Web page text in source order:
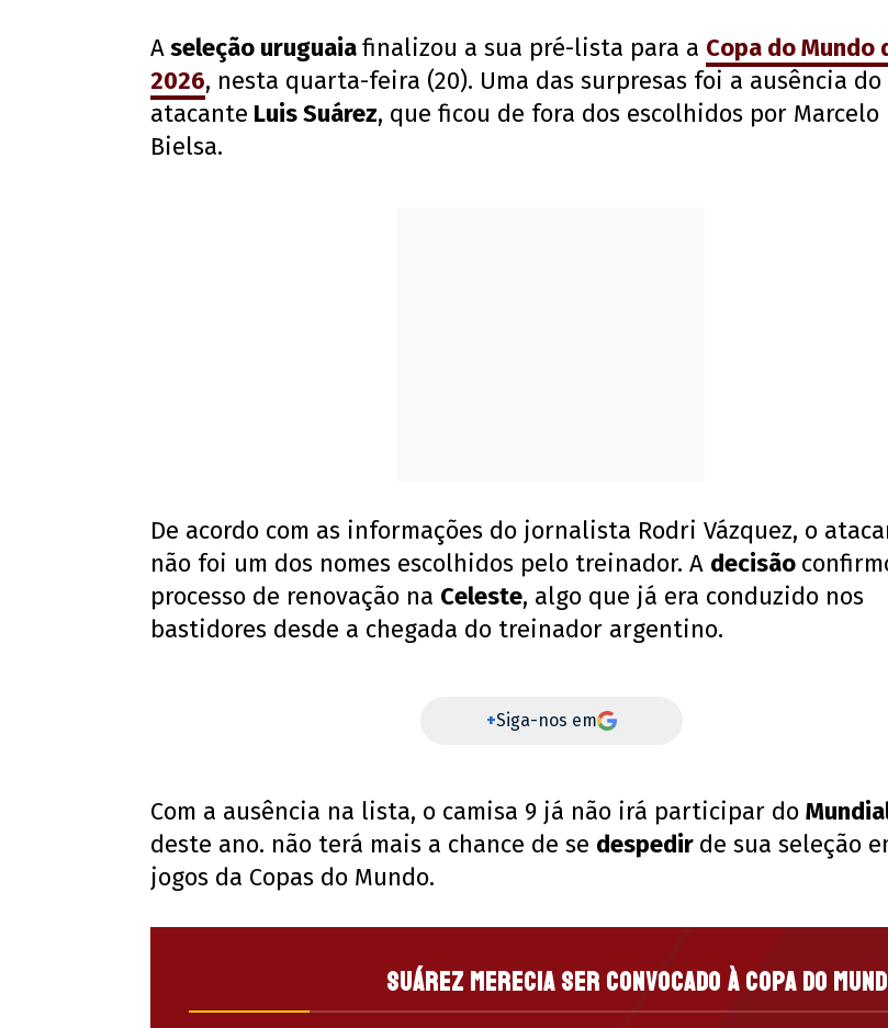
Aseleção uruguaiafinalizou a sua pré-lista para a Copa do Mundo
2026, nesta quarta-feira (20). Uma das surpresas foi a ausência do
atacante Luis Suárez, que ficou de fora dos escolhidos por Marcelo
Bielsa.
De acordo com as informações do jornalista Rodri Vázquez, o
não foi um dos nomes escolhidos pelo treinador. A decisão
processo de renovação na Celeste, algo que já era conduzido nos
bastidores desde a chegada do treinador argentino.
+Siga-nos em
Com a ausência na lista, o camisa 9 já não irá participar do
deste ano. não terá mais a chance de se despedir de sua seleção
jogos da Copas do Mundo.
Suárez merecia ser convocado à Copa do